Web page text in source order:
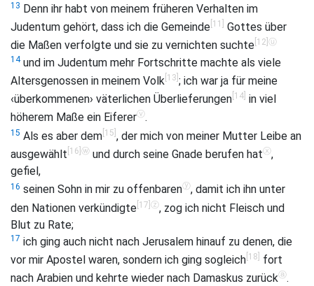
13 Denn ihr habt von meinem früheren Verhalten im
Judentum gehört, dass ich die Gemeinde [11]
Gottes über
die Maßen verfolgte und sie zu vernichten suchte [12] ⓤ
14und im Judentum mehr Fortschritte machte als viele
Altersgenossen in meinem Volk [13] ; ich war ja für meine
‹überkommenen› väterlichen Überlieferungen [14] in viel
höherem Maße ein Eifererⓥ.
15 Als es aber dem [15] , der mich von meiner Mutter Leibe an
ausgewählt [16] ⓦ und durch seine Gnade berufen hatⓧ,
gefiel,
16 seinen Sohn in mir zu offenbarenⓨ, damit ich ihn unter
den Nationen verkündigte [17] ⓩ, zog ich nicht Fleisch und
Blut zu Rate;
17 ich ging auch nicht nach Jerusalem hinauf zu denen, die
vor mir Apostel waren, sondern ich ging sogleich [18]
fort
nach Arabien und kehrte wieder nach Damaskus zurückⓐ.